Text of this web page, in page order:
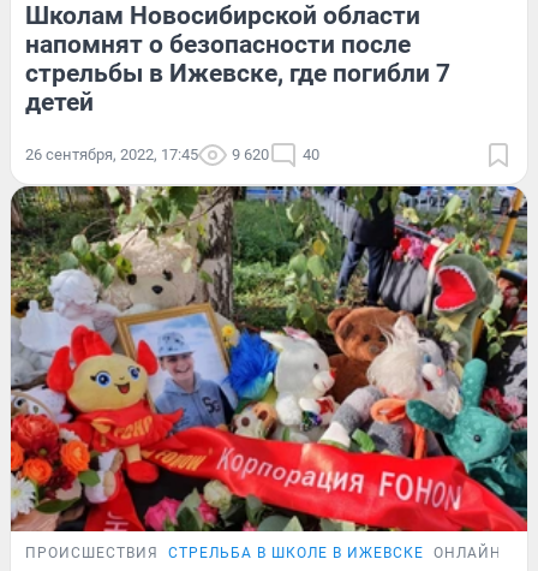
Школам Новосибирской области
напомнят о безопасности после
стрельбы в Ижевске, где погибли 7
детей
26 сентября, 2022, 17:45 9 620 40
ПРОИСШЕСТВИЯ СТРЕЛЬБА В ШКОЛЕ В ИЖЕВСКЕ ОНЛАЙН-